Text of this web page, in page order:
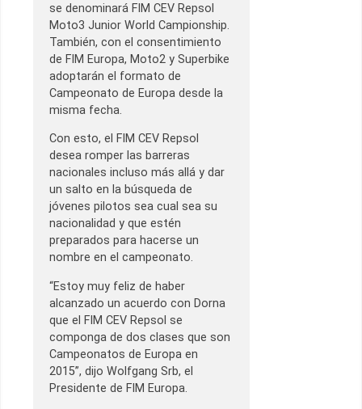
se denominará FIM CEV Repsol
Moto3 Junior World Campionship.
También, con el consentimiento
de FIM Europa, Moto2 y Superbike
adoptarán el formato de
Campeonato de Europa desde la
misma fecha.
Con esto, el FIM CEV Repsol
desea romper las barreras
nacionales incluso más allá y dar
un salto en la búsqueda de
jóvenes pilotos sea cual sea su
nacionalidad y que estén
preparados para hacerse un
nombre en el campeonato.
“Estoy muy feliz de haber
alcanzado un acuerdo con Dorna
que el FIM CEV Repsol se
componga de dos clases que son
Campeonatos de Europa en
2015”, dijo Wolfgang Srb, el
Presidente de FIM Europa.